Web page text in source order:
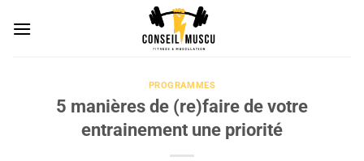
PROGRAMMES
5 manières de (re)faire de votre
entrainement une priorité